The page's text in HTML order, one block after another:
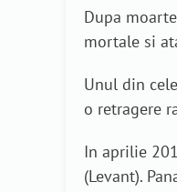
Dupa
mortale si
Unul din
o retragere
In aprilie
(Levant).